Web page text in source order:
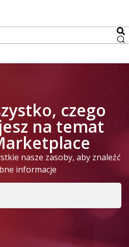
czego
na temat
nasze zasoby, aby znaleźć
informacje